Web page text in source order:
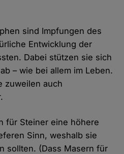
sind Impfungen des
Entwicklung der
Dabei stützen sie sich
– wie bei allem im Leben.
zuweilen auch
für Steiner eine höhere
Sinn, weshalb sie
sollten. (Dass Masern für